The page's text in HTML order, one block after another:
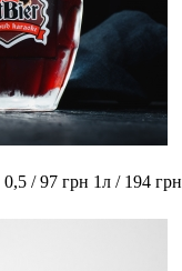
0,5 / 97 грн 1л / 194 грн